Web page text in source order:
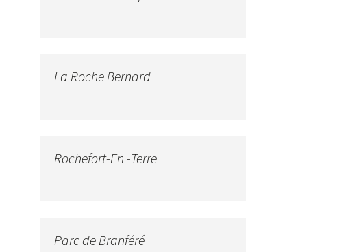
La Roche Bernard
Rochefort-En -Terre
Parc de Branféré